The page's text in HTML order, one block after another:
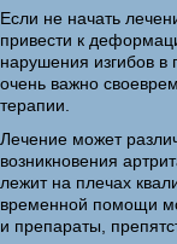
Если не начать
привести к
нарушения изгибов в
очень важно
терапии.
Лечение может
возникновения
лежит на плечах
временной помощи
и препараты,